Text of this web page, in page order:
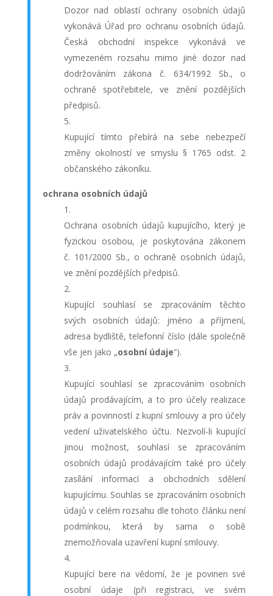
Dozor nad oblastí ochrany osobních údajů
vykonává Úřad pro ochranu osobních údajů.
Česká obchodní inspekce vykonává ve
vymezeném rozsahu mimo jiné dozor nad
dodržováním zákona č. 634/1992 Sb., o
ochraně spotřebitele, ve znění pozdějších
předpisů.
Kupující tímto přebírá na sebe nebezpečí
změny okolností ve smyslu § 1765 odst. 2
občanského zákoníku.
ochrana osobních údajů
Ochrana osobních údajů kupujícího, který je
fyzickou osobou, je poskytována zákonem
č. 101/2000 Sb., o ochraně osobních údajů,
ve znění pozdějších předpisů.
Kupující souhlasí se zpracováním těchto
svých osobních údajů: jméno a příjmení,
adresa bydliště, telefonní číslo (dále společně
vše jen jako „osobní údaje“).
Kupující souhlasí se zpracováním osobních
údajů prodávajícím, a to pro účely realizace
práv a povinností z kupní smlouvy a pro účely
vedení uživatelského účtu. Nezvolí-li kupující
jinou možnost, souhlasí se zpracováním
osobních údajů prodávajícím také pro účely
zasílání informací a obchodních sdělení
kupujícímu. Souhlas se zpracováním osobních
údajů v celém rozsahu dle tohoto článku není
podmínkou, která by sama o sobě
znemožňovala uzavření kupní smlouvy.
Kupující bere na vědomí, že je povinen své
osobní údaje (při registraci, ve svém